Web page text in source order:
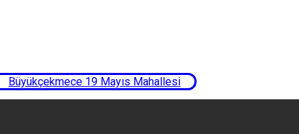
Büyükçekmece 19 Mayıs Mahallesi